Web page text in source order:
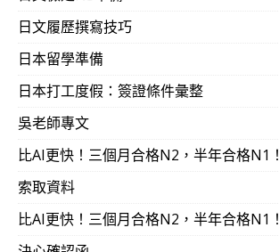
日文履歷撰寫技巧
日本留學準備
日本打工度假：簽證條件彙整
吳老師專文
比AI更快！三個月合格N2，半年合格N1！
索取資料
比AI更快！三個月合格N2，半年合格N1！